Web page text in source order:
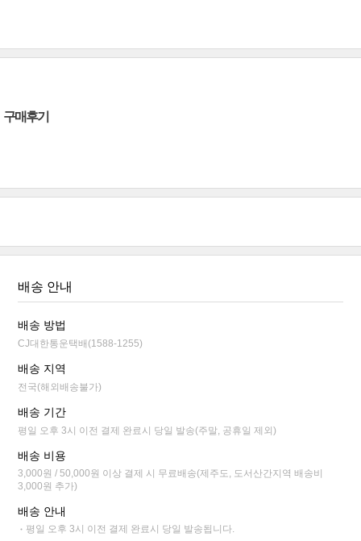
구매후기
배송 안내
배송 방법
CJ대한통운택배(1588-1255)
배송 지역
전국(해외배송불가)
배송 기간
평일 오후 3시 이전 결제 완료시 당일 발송(주말, 공휴일 제외)
배송 비용
3,000원 / 50,000원 이상 결제 시 무료배송(제주도, 도서산간지역 배송비
3,000원 추가)
배송 안내
평일 오후 3시 이전 결제 완료시 당일 발송됩니다.